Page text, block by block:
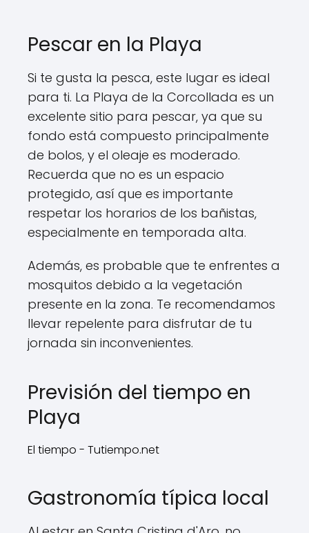
Pescar en la Playa
Si te gusta la pesca, este lugar es ideal
para ti. La Playa de la Corcollada es un
excelente sitio para pescar, ya que su
fondo está compuesto principalmente
de bolos, y el oleaje es moderado.
Recuerda que no es un espacio
protegido, así que es importante
respetar los horarios de los bañistas,
especialmente en temporada alta.
Además, es probable que te enfrentes a
mosquitos debido a la vegetación
presente en la zona. Te recomendamos
llevar repelente para disfrutar de tu
jornada sin inconvenientes.
Previsión del tiempo en
Playa
El tiempo - Tutiempo.net
Gastronomía típica local